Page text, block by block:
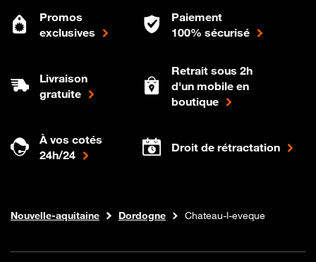
Promos
exclusives
Paiement
100% sécurisé
Livraison
gratuite
Retrait sous 2h
d'un mobile en
boutique
À vos cotés
24h/24
Droit de rétractation
Boutique Orange
Internet fibre
Nouvelle-aquitaine Dordogne Chateau-l-eveque